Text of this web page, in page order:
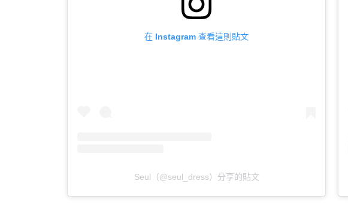
在 Instagram 查看這則貼文
Seul（@seul_dress）分享的貼文